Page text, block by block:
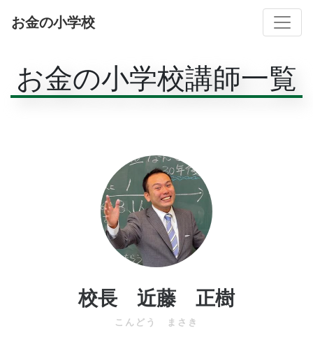
お金の小学校
お金の小学校講師一覧
校長 近藤 正樹
こんどう まさき